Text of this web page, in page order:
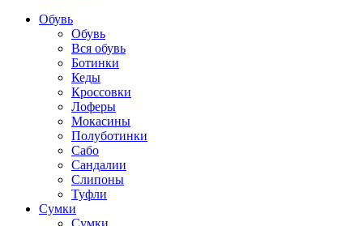
Обувь
Обувь
Вся обувь
Ботинки
Кеды
Кроссовки
Лоферы
Мокасины
Полуботинки
Сабо
Сандалии
Слипоны
Туфли
Сумки